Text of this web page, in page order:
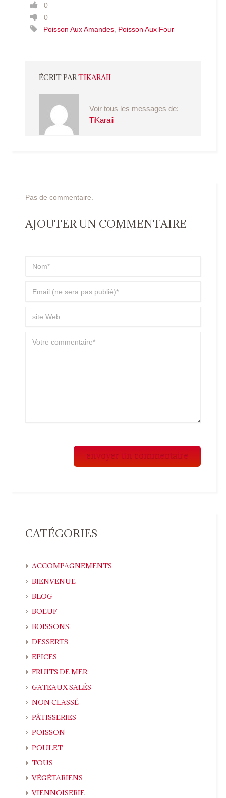
0
0
Poisson Aux Amandes Poisson Aux Four
ÉCRIT PARTIKARAII
Voir tous les messages de:
TiKaraii
Pas de commentaire.
AJOUTER UN COMMENTAIRE
CATÉGORIES
ACCOMPAGNEMENTS
BIENVENUE
BLOG
BOEUF
BOISSONS
DESSERTS
EPICES
FRUITS DE MER
GATEAUX SALÉS
NON CLASSÉ
PÂTISSERIES
POISSON
POULET
TOUS
VÉGÉTARIENS
VIENNOISERIE